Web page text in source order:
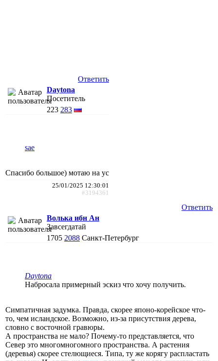
Ответить
Daytona
Посетитель
223 283
sae
Спасибо большое) мотаю на ус
25/01/2025 12:30:01
#3194361
Ответить
Волька ибн Ан
Завсегдатай
1705 2088 Санкт-Петербург
Daytona
Набросала примерный эскиз что хочу получить.
Симпатичная задумка. Правда, скорее японо-корейское что-
то, чем исландское. Возможно, из-за присутствия дерева,
словно с восточной гравюры.
А пространства не мало? Почему-то представляется, что
Север это многомногомного пространства. А растения
(деревья) скорее стелющиеся. Типа, ту же корягу распластать